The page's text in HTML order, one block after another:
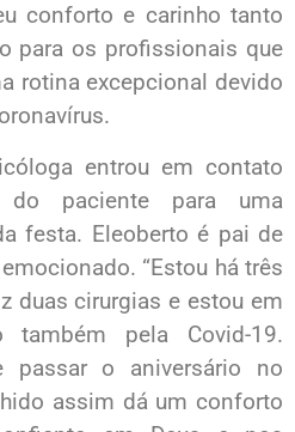
conforto e carinho tanto
para os profissionais que
rotina excepcional devido
entrou em contato
paciente para uma
festa. Eleoberto é pai de
“Estou há três
duas cirurgias e estou em
também pela Covid-19.
passar o aniversário no
assim dá um conforto